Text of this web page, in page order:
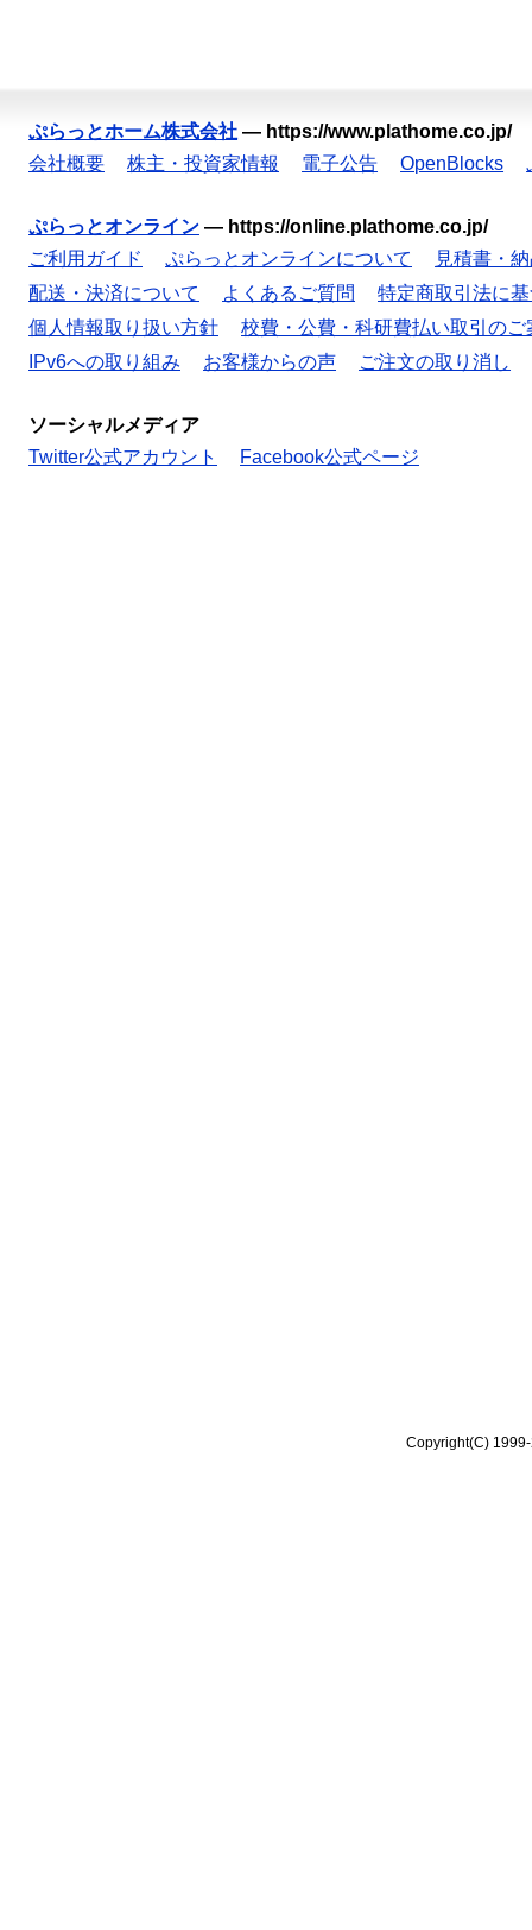
ぷらっとホーム株式会社 — https://www.plathome.co.jp/
会社概要
株主・投資家情報 電子公告 OpenBlocks
ぷらっとオンライン — https://online.plathome.co.jp/
ご利用ガイド
ぷらっとオンラインについて
見積書・
配送・決済について
よくあるご質問
特定商取引法に
個人情報取り扱い方針
校費・公費・科研費払い取引のご
IPv6への取り組み
お客様からの声 ご注文の取り消し
ソーシャルメディア
Twitter公式アカウント
Facebook公式ページ
Copyright(C)